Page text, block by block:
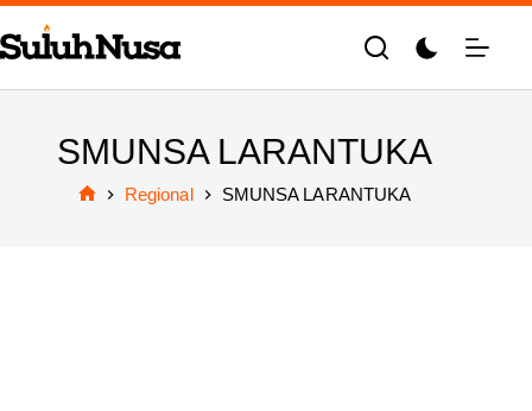
Skip
to
content
SMUNSA LARANTUKA
Regional SMUNSA LARANTUKA